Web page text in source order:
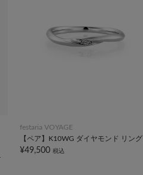
festaria VOYAGE
【ペア】K10WG ダイヤモンド リング
¥49,500 税込